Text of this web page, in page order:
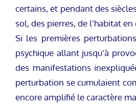
certains, et pendant des
sol, des pierres, de l’habitat en
Si les premières
psychique allant jusqu’à
des manifestations
perturbation se cumulaient
encore amplifié le caractère